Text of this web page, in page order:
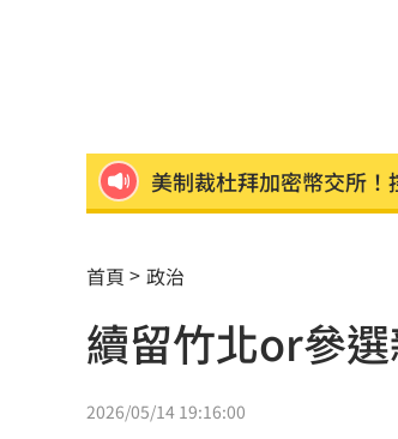
美制裁杜拜加密幣交所！
梅西父親病逝享壽68歲
5登山客2025年雪崩失
喝錯傷身！營養師整理喝
首頁 政治
續留竹北or參
2026/05/14 19:16:00